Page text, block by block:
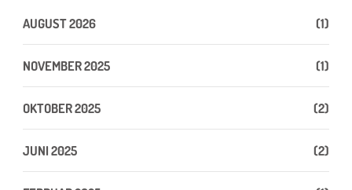
AUGUST 2026 (1)
NOVEMBER 2025 (1)
OKTOBER 2025 (2)
JUNI 2025 (2)